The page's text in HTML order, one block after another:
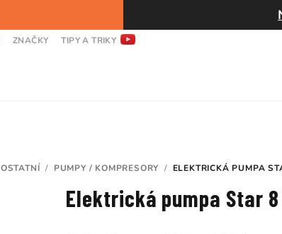
ZNAČKY TIPY A TRIKY
OSTATNÍ / PUMPY / KOMPRESORY / ELEKTRICKÁ PUMPA
Elektrická pumpa Star 8